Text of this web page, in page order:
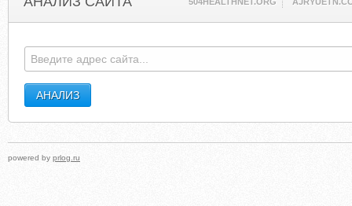
powered by prlog.ru